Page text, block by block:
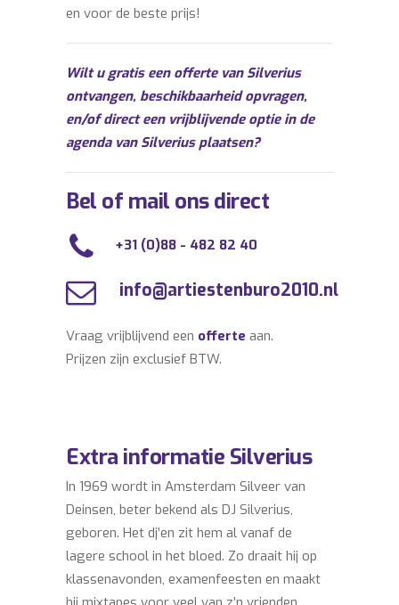
en voor de beste prijs!
Wilt u gratis een offerte van Silverius
ontvangen, beschikbaarheid opvragen,
en/of direct een vrijblijvende optie in de
agenda van Silverius plaatsen?
Bel of mail ons direct
+31 (0)88 - 482 82 40
info@artiestenburo2010.nl
Vraag vrijblijvend een offerte aan.
Prijzen zijn exclusief BTW.
Extra informatie Silverius
In 1969 wordt in Amsterdam Silveer van
Deinsen, beter bekend als DJ Silverius,
geboren. Het dj’en zit hem al vanaf de
lagere school in het bloed. Zo draait hij op
klassenavonden, examenfeesten en maakt